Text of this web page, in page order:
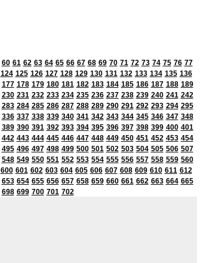
60 61 62 63 64 65 66 67 68 69 70 71 72 73 74 75 76 77
124 125 126 127 128 129 130 131 132 133 134 135 136
177 178 179 180 181 182 183 184 185 186 187 188 189
230 231 232 233 234 235 236 237 238 239 240 241 242
283 284 285 286 287 288 289 290 291 292 293 294 295
336 337 338 339 340 341 342 343 344 345 346 347 348
389 390 391 392 393 394 395 396 397 398 399 400 401
442 443 444 445 446 447 448 449 450 451 452 453 454
495 496 497 498 499 500 501 502 503 504 505 506 507
548 549 550 551 552 553 554 555 556 557 558 559 560
600 601 602 603 604 605 606 607 608 609 610 611 612
653 654 655 656 657 658 659 660 661 662 663 664 665
698 699 700 701 702